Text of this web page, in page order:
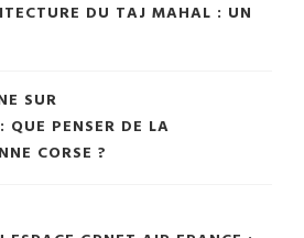
DU TAJ MAHAL : UN
SUR
PENSER DE LA
CORSE ?